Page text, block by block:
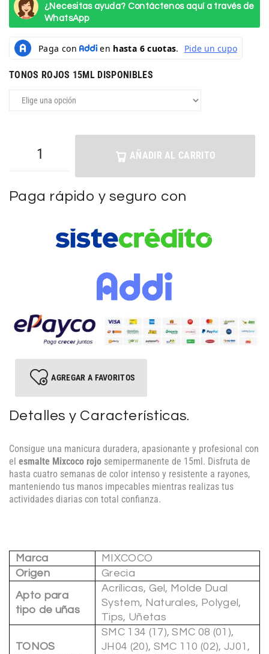
¿Necesitas ayuda? Contáctenos aquí a través de
WhatsApp
TONOS ROJOS 15ML DISPONIBLES
AÑADIR AL CARRITO
Paga rápido y seguro con
AGREGAR A FAVORITOS
Detalles y Características.
Consigue una manicura duradera, apasionante y profesional con
el esmalte Mixcoco rojo semipermanente de 15ml. Disfruta de
hasta cuatro semanas de color intenso y resistente a rayones,
manteniendo tus manos impecables mientras realizas tus
actividades diarias con total confianza.
Marca
MIXCOCO
Origen
Grecia
Apto para
tipo de uñas
Acrílicas, Gel, Molde Dual
System, Naturales, Polygel,
Tips, Uñetas
TONOS
SMC 134 (17), SMC 08 (01),
JH04 (20), SMC 110 (02), JJ01,